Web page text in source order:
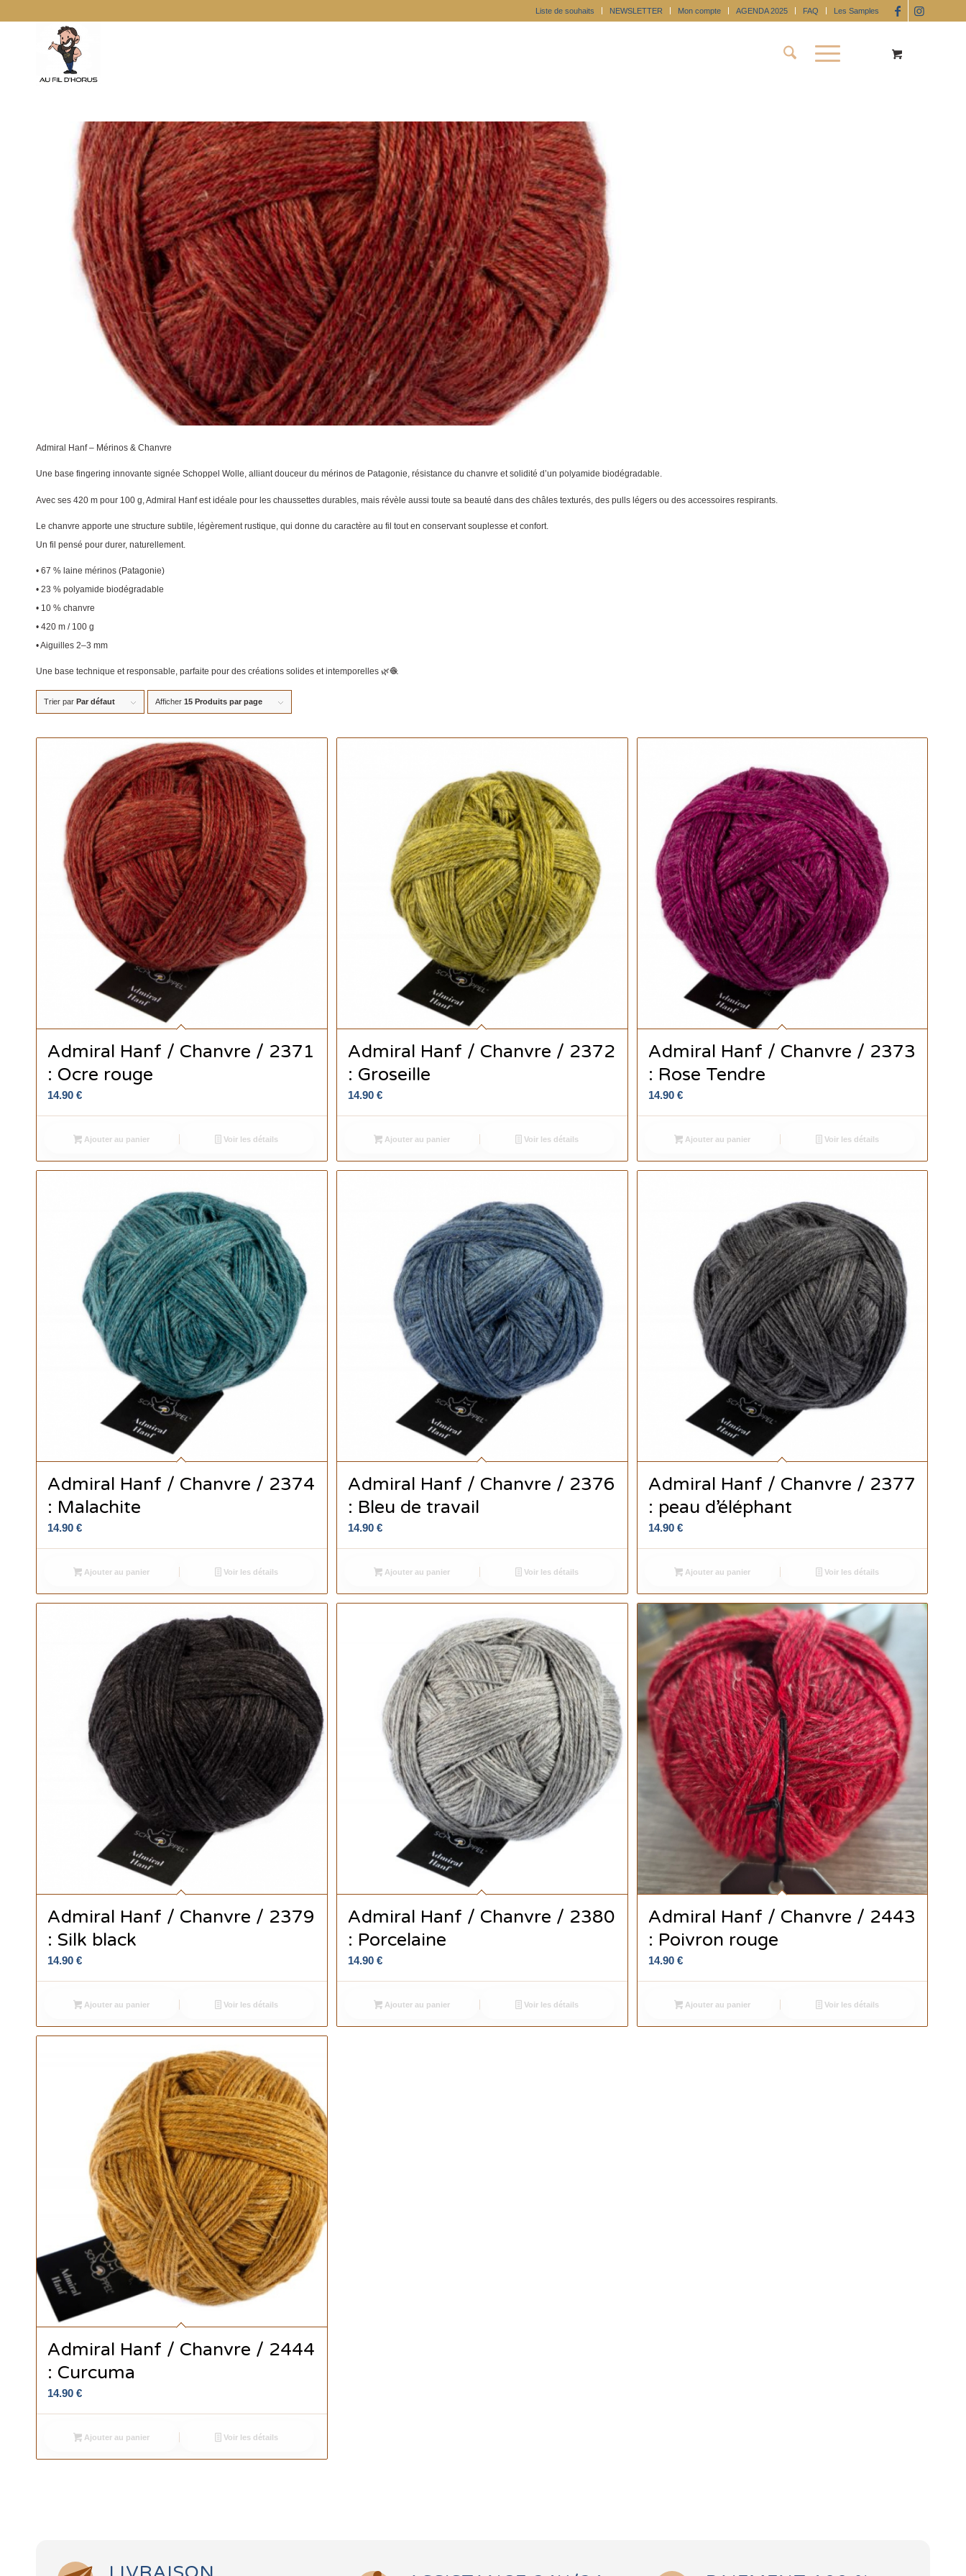
Liste de souhaits NEWSLETTER Mon compte AGENDA 2025 FAQ Les Samples
Admiral Hanf – Mérinos & Chanvre
Une base fingering innovante signée Schoppel Wolle, alliant douceur du mérinos de Patagonie, résistance du chanvre et solidité d’un polyamide biodégradable.
Avec ses 420 m pour 100 g, Admiral Hanf est idéale pour les chaussettes durables, mais révèle aussi toute sa beauté dans des châles texturés, des pulls légers ou des accessoires respirants.
Le chanvre apporte une structure subtile, légèrement rustique, qui donne du caractère au fil tout en conservant souplesse et confort.
Un fil pensé pour durer, naturellement.
• 67 % laine mérinos (Patagonie)
• 23 % polyamide biodégradable
• 10 % chanvre
• 420 m / 100 g
• Aiguilles 2–3 mm
Une base technique et responsable, parfaite pour des créations solides et intemporelles 🌿🧶
Trier par Par défaut Afficher 15 Produits par page
Admiral Hanf / Chanvre / 2371
: Ocre rouge
14.90 €
Ajouter au panier Voir les détails
Admiral Hanf / Chanvre / 2372
: Groseille
14.90 €
Ajouter au panier Voir les détails
Admiral Hanf / Chanvre / 2373
: Rose Tendre
14.90 €
Ajouter au panier Voir les détails
Admiral Hanf / Chanvre / 2374
: Malachite
14.90 €
Ajouter au panier Voir les détails
Admiral Hanf / Chanvre / 2376
: Bleu de travail
14.90 €
Ajouter au panier Voir les détails
Admiral Hanf / Chanvre / 2377
: peau d’éléphant
14.90 €
Ajouter au panier Voir les détails
Admiral Hanf / Chanvre / 2379
: Silk black
14.90 €
Ajouter au panier Voir les détails
Admiral Hanf / Chanvre / 2380
: Porcelaine
14.90 €
Ajouter au panier Voir les détails
Admiral Hanf / Chanvre / 2443
: Poivron rouge
14.90 €
Ajouter au panier Voir les détails
Admiral Hanf / Chanvre / 2444
: Curcuma
14.90 €
Ajouter au panier Voir les détails